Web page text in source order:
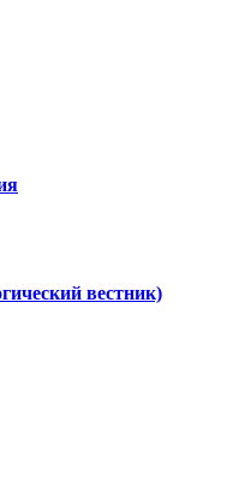
вестник)